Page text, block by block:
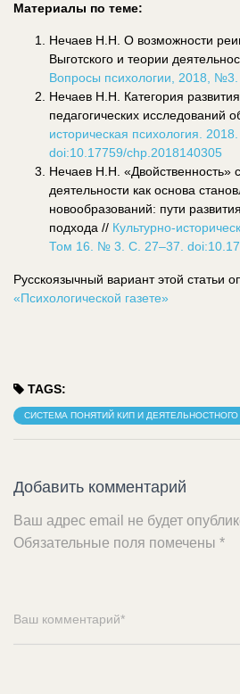
Материалы по теме:
Нечаев Н.Н. О возможности
Выготского и теории
Вопросы психологии, 2018, №3.
Нечаев Н.Н. Категория
педагогических исследований
историческая психология.
doi:10.17759/chp.2018140305
Нечаев Н.Н. «Двойственность»
деятельности как основа
новообразований: пути
подхода // Культурно-
Том 16. № 3. С. 27–37.
Русскоязычный вариант этой статьи
«Психологической газете»
TAGS:
СИСТЕМА ПОНЯТИЙ КИП И
Добавить комментарий
Ваш адрес email не будет
Обязательные поля помечены *